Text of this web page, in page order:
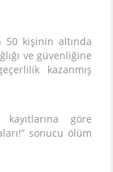
50 kişinin altında
ve güvenliğine
kazanmış
göre
sonucu ölüm